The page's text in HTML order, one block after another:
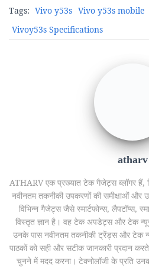
Tags: Vivo y53s Vivo y53s mobile
Vivoy53s Specifications
atharv
ATHARV एक प्रख्यात टेक गैजेट्स ब्लॉगर
नवीनतम तकनीकी उपकरणों की समीक्षाओं और
विभिन्न गैजेट्स जैसे स्मार्टफोन्स, लैपटॉप्स,
विस्तृत ज्ञान है। वह टेक अपडेट्स और टेक न्यूज
उनके पास नवीनतम तकनीकी ट्रेंड्स और टेक
पाठकों को सही और सटीक जानकारी प्रदान
चुनने में मदद करना। टेक्नोलॉजी के प्रति